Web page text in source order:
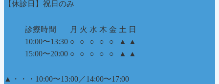
【休診日】祝日のみ
診療時間 月 火 水 木 金 土 日
10:00〜13:30 ○ ○ ○ ○ ○ ▲
▲
15:00〜20:00 ○ ○ ○ ○ ○ ▲ ▲
▲ ・・・10:00〜13:00／14:00〜17:00